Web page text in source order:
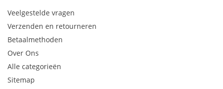
Veelgestelde vragen
Verzenden en retourneren
Betaalmethoden
Over Ons
Alle categorieën
Sitemap